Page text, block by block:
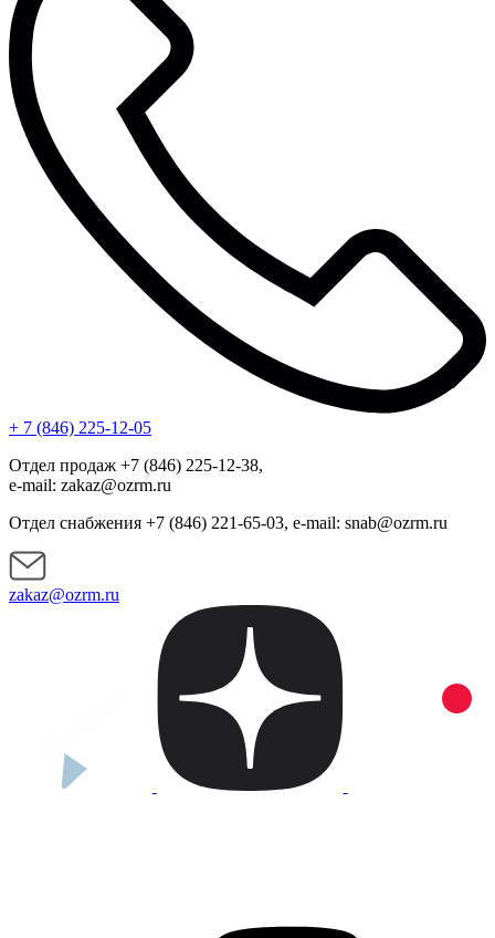
+ 7 (846) 225-12-05
Отдел продаж +7 (846) 225-12-38,
e-mail: zakaz@ozrm.ru
Отдел снабжения +7 (846) 221-65-03, e-mail: snab@ozrm.ru
zakaz@ozrm.ru